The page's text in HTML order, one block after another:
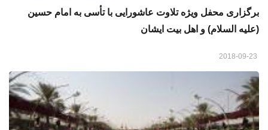
برگزاری محفل ویژه تلاوت عاشورایی با تأسی به امام حسین
(علیه السلام) و اهل بیت ایشان